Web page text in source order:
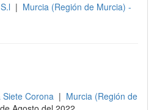
| Murcia (Región de Murcia) -
Corona | Murcia (Región de